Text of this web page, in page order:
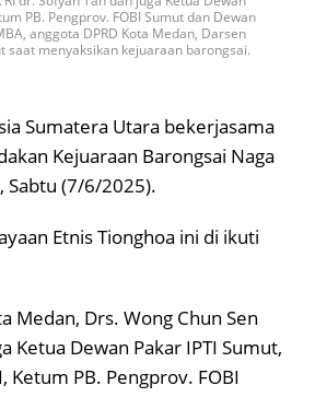
PB. Pengprov. FOBI Sumut dan Dewan
anggota DPRD Kota Medan, Darsen
saat menyaksikan kejuaraan barongsai.
Sumatera Utara bekerjasama
Kejuaraan Barongsai Naga
Sabtu (7/6/2025).
Etnis Tionghoa ini di ikuti
Medan, Drs. Wong Chun Sen
Ketua Dewan Pakar IPTI Sumut,
PB. Pengprov. FOBI